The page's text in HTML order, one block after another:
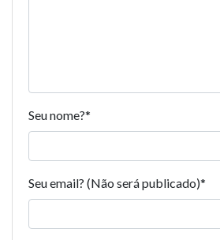
Seu nome?*
Seu email? (Não será publicado)*